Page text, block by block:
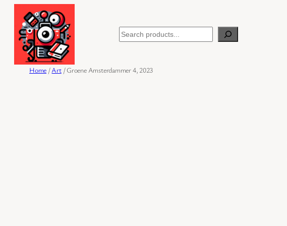
naar
inhoud
Search
Home /Art/ Groene Amsterdammer 4, 2023